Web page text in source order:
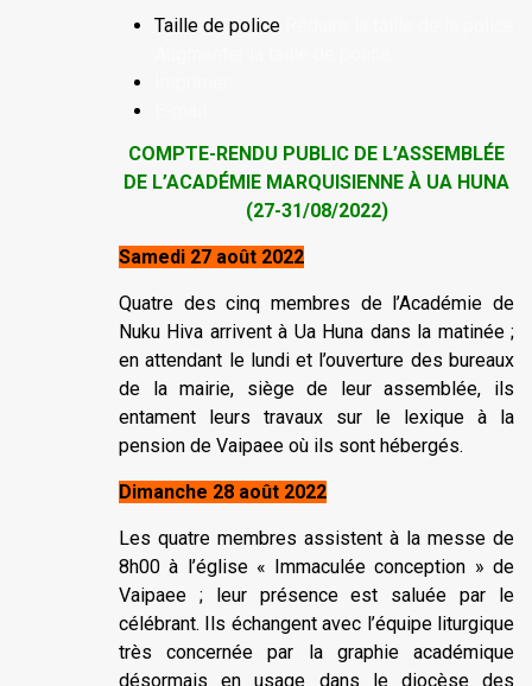
Taille de police
COMPTE-RENDU PUBLIC DE L’ASSEMBLÉE
DE L’ACADÉMIE MARQUISIENNE À UA HUNA
(27-31/08/2022)
Samedi 27 août 2022
Quatre des cinq membres de l’Académie de
Nuku Hiva arrivent à Ua Huna dans la matinée ;
en attendant le lundi et l’ouverture des bureaux
de la mairie, siège de leur assemblée, ils
entament leurs travaux sur le lexique à la
pension de Vaipaee où ils sont hébergés.
Dimanche 28 août 2022
Les quatre membres assistent à la messe de
8h00 à l’église « Immaculée conception » de
Vaipaee ; leur présence est saluée par le
célébrant. Ils échangent avec l’équipe liturgique
très concernée par la graphie académique
désormais en usage dans le diocèse des